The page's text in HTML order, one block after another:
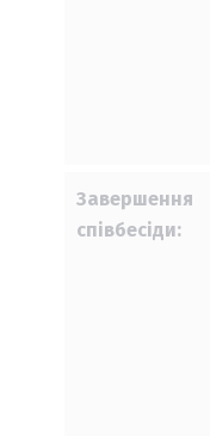
Завершення
співбесіди: